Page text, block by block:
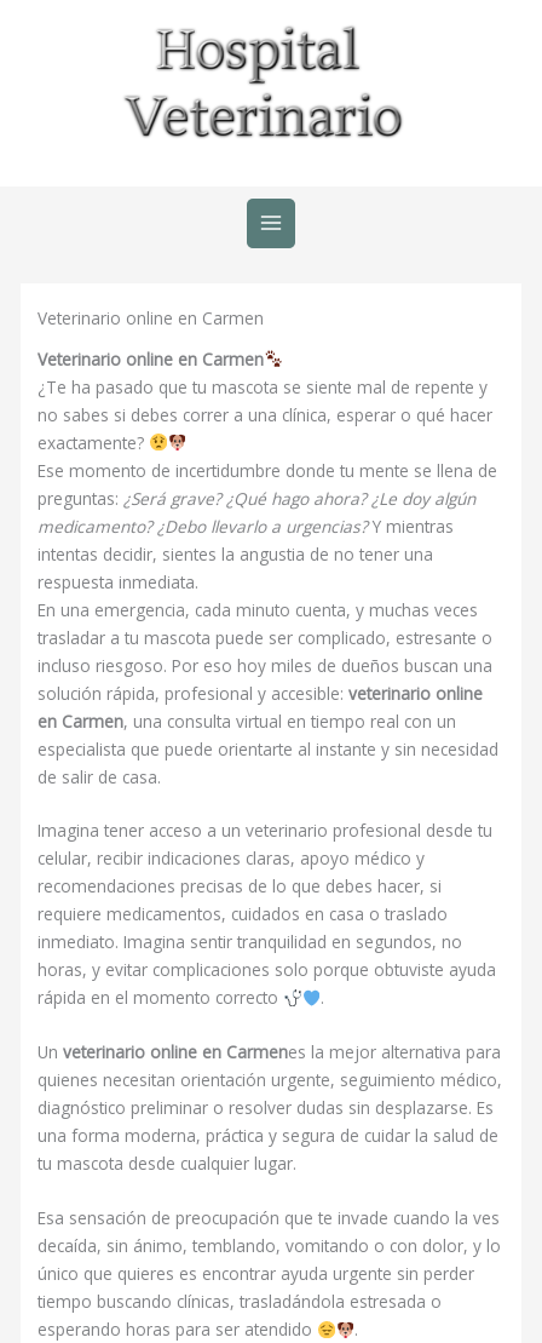
Veterinario online en Carmen
Veterinario online en Carmen
¿Te ha pasado que tu mascota se siente mal de repente y
no sabes si debes correr a una clínica, esperar o qué hacer
exactamente?
Ese momento de incertidumbre donde tu mente se llena de
preguntas: ¿Será grave? ¿Qué hago ahora? ¿Le doy algún
medicamento? ¿Debo llevarlo a urgencias?Y mientras
intentas decidir, sientes la angustia de no tener una
respuesta inmediata.
En una emergencia, cada minuto cuenta, y muchas veces
trasladar a tu mascota puede ser complicado, estresante o
incluso riesgoso. Por eso hoy miles de dueños buscan una
solución rápida, profesional y accesible:veterinario online
en Carmen, una consulta virtual en tiempo real con un
especialista que puede orientarte al instante y sin necesidad
de salir de casa.
Imagina tener acceso a un veterinario profesional desde tu
celular, recibir indicaciones claras, apoyo médico y
recomendaciones precisas de lo que debes hacer, si
requiere medicamentos, cuidados en casa o traslado
inmediato. Imagina sentir tranquilidad en segundos, no
horas, y evitar complicaciones solo porque obtuviste ayuda
rápida en el momento correcto
.
Unveterinario online en Carmenes la mejor alternativa para
quienes necesitan orientación urgente, seguimiento médico,
diagnóstico preliminar o resolver dudas sin desplazarse. Es
una forma moderna, práctica y segura de cuidar la salud de
tu mascota desde cualquier lugar.
Esa sensación de preocupación que te invade cuando la ves
decaída, sin ánimo, temblando, vomitando o con dolor, y lo
único que quieres es encontrar ayuda urgente sin perder
tiempo buscando clínicas, trasladándola estresada o
esperando horas para ser atendido
.